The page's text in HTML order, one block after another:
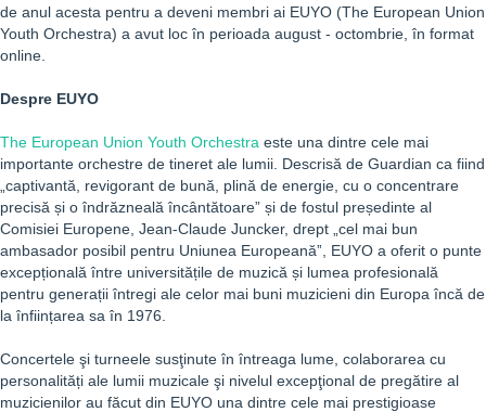
de anul acesta pentru a deveni membri ai EUYO (The European Union
Youth Orchestra) a avut loc în perioada august - octombrie, în format
online.
Despre EUYO
The European Union Youth Orchestra este una dintre cele mai
importante orchestre de tineret ale lumii. Descrisă de Guardian ca fiind
„captivantă, revigorant de bună, plină de energie, cu o concentrare
precisă și o îndrăzneală încântătoare” și de fostul președinte al
Comisiei Europene, Jean-Claude Juncker, drept „cel mai bun
ambasador posibil pentru Uniunea Europeanăˮ, EUYO a oferit o punte
excepțională între universitățile de muzică și lumea profesională
pentru generații întregi ale celor mai buni muzicieni din Europa încă de
la înființarea sa în 1976.
Concertele şi turneele susţinute în întreaga lume, colaborarea cu
personalități ale lumii muzicale şi nivelul excepţional de pregătire al
muzicienilor au făcut din EUYO una dintre cele mai prestigioase